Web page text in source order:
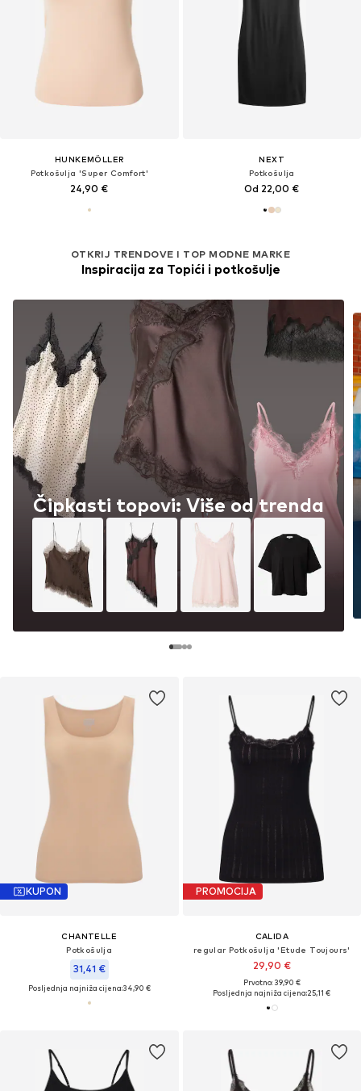
HUNKEMÖLLER
Potkošulja 'Super Comfort'
24,90 €
OTKRIJ TRENDOVE I TOP MODNE MARKE
Inspiracija za Topići i potkošulje
Čipkasti topovi: Više od trenda
NEXT
Potkošulja
Od 22,00 €
KUPON
CHANTELLE
Potkošulja
31,41 €
Posljednja najniža cijena:34,90 €
PROMOCIJA
CALIDA
regular Potkošulja 'Etude Toujours'
29,90 €
Prvotno: 39,90 €
Posljednja najniža cijena:25,11 €